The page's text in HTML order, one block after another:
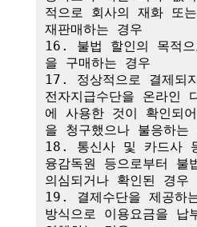
적으로 회사의 재화 또
재판매하는 경우
16. 불법 할인의 목적
을 구매하는 경우
17. 정상적으로 결제되
전자지급수단을 온라인
에 사용한 것이 확인되
을 청구했으나 불응하는
18. 통신사 및 카드사
융감독원 등으로부터 불
의심되거나 확인된 경우
19. 결제수단을 제공하
방식으로 이용요금을 납